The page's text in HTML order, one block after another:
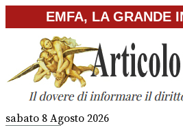
to
content
EMFA, LA GRANDE
sabato 8 Agosto 2026